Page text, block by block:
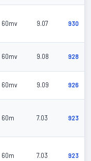
60mv 9.07 930
60mv 9.08 928
60mv 9.09 926
60m 7.03 923
60m 7.03 923